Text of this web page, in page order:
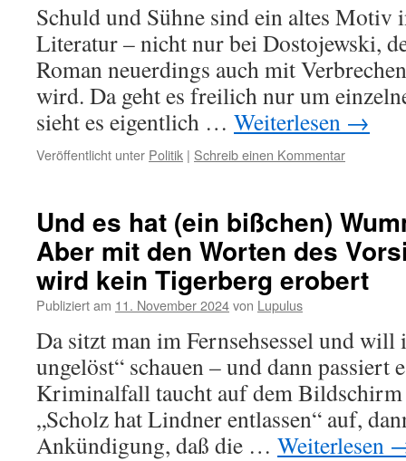
Schuld und Sühne sind ein altes Motiv
Literatur – nicht nur bei Dostojewski,
Roman neuerdings auch mit
wird. Da geht es freilich nur um
sieht es eigentlich … Weiterlesen →
Veröffentlicht unter Politik | Schreib einen Kommentar
Und es hat (ein bißchen)
Aber mit den Worten des
wird kein Tigerberg erobert
Publiziert am 11. November 2024von Lupulus
Da sitzt man im Fernsehsessel und
ungelöst“ schauen – und dann passiert
Kriminalfall taucht auf dem
„Scholz hat Lindner entlassen“ auf,
Ankündigung, daß die … Weiterlesen